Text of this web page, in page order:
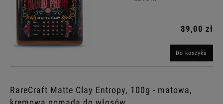
89,00 zł
Do koszyka
RareCraft Matte Clay Entropy, 100g - matowa,